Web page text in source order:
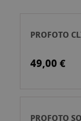
PROFOTO
49,00 €
PROFOTO